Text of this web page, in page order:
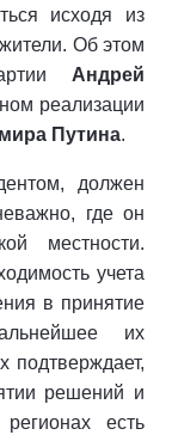
исходя из
Об этом
Андрей
реализации
Путина.
должен
где он
местности.
учета
в принятие
их
подтверждает,
решений и
есть